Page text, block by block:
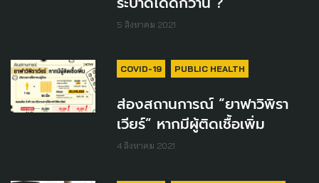
5 สิงหาคม 2021
COVID-19 PUBLIC HEALTH
ส่องสถานการณ์ “ยาฟาวิพิรา
เวียร์” หากมีผู้ติดเชื้อเพิ่ม
4 สิงหาคม 2021